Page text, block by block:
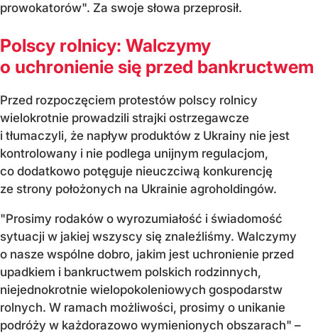
prowokatorów". Za swoje słowa przeprosił.
Polscy rolnicy: Walczymy
o uchronienie się przed bankructwem
Przed rozpoczęciem protestów polscy rolnicy
wielokrotnie prowadzili strajki ostrzegawcze
i tłumaczyli, że napływ produktów z Ukrainy nie jest
kontrolowany i nie podlega unijnym regulacjom,
co dodatkowo potęguje nieuczciwą konkurencję
ze strony położonych na Ukrainie agroholdingów.
"Prosimy rodaków o wyrozumiałość i świadomość
sytuacji w jakiej wszyscy się znaleźliśmy. Walczymy
o nasze wspólne dobro, jakim jest uchronienie przed
upadkiem i bankructwem polskich rodzinnych,
niejednokrotnie wielopokoleniowych gospodarstw
rolnych. W ramach możliwości, prosimy o unikanie
podróży w każdorazowo wymienionych obszarach" –